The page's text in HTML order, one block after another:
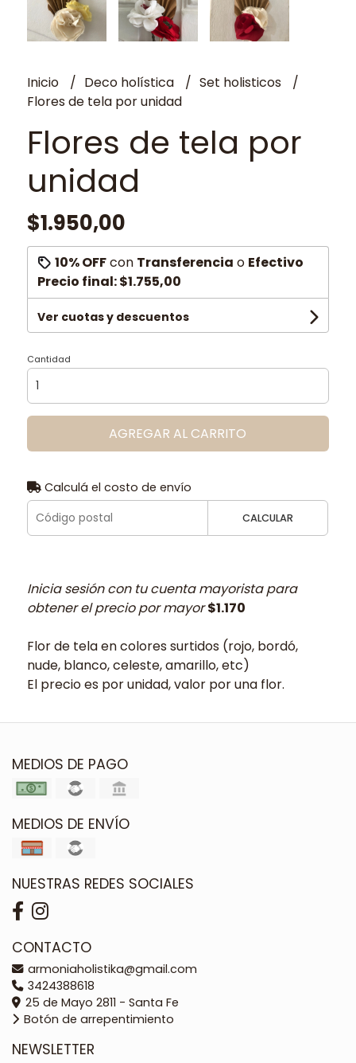
Inicio Deco holística
Set holisticos
Flores de tela por unidad
Flores de tela por
unidad
$1.950,00
10% OFFcon Transferencia o Efectivo
Precio final:$1.755,00
Ver cuotas y descuentos
Cantidad
AGREGAR AL CARRITO
Calculá el costo de envío
CALCULAR
Inicia sesión con tu cuenta mayorista para
obtener el precio por mayor$1.170
Flor de tela en colores surtidos (rojo, bordó,
nude, blanco, celeste, amarillo, etc)
El precio es por unidad, valor por una flor.
MEDIOS DE PAGO
MEDIOS DE ENVÍO
NUESTRAS REDES SOCIALES
CONTACTO
armoniaholistika@gmail.com
3424388618
25 de Mayo 2811 - Santa Fe
Botón de arrepentimiento
NEWSLETTER